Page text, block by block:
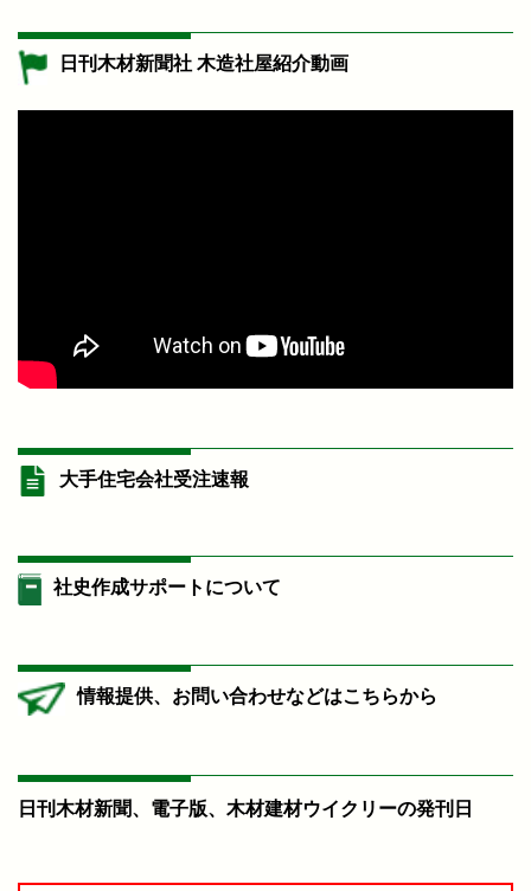
日刊木材新聞社 木造社屋紹介動画
大手住宅会社受注速報
社史作成サポートについて
情報提供、お問い合わせなどはこちらから
日刊木材新聞、電子版、木材建材ウイクリーの発刊日